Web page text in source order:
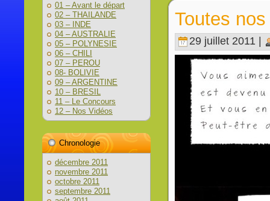
01 – Avant le départ
02 – THAILANDE
03 – INDE
04 – AUSTRALIE
05 – POLYNESIE
06 – CHILI
07 – PEROU
08- BOLIVIE
09 – ARGENTINE
10 – BRESIL
11 – Le Concours
12 – Nos Vidéos
Chronologie
décembre 2011
novembre 2011
octobre 2011
septembre 2011
Toutes
29 juillet 2011 |